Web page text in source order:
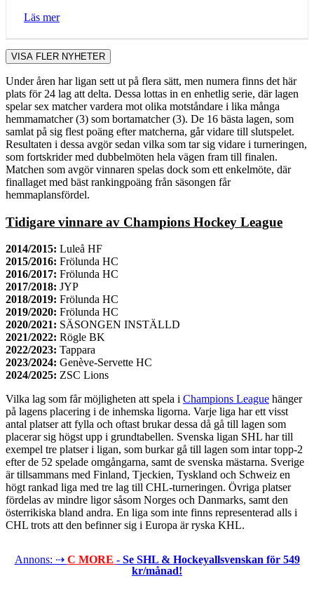
Läs mer
VISA FLER NYHETER
Under åren har ligan sett ut på flera sätt, men numera finns det här
plats för 24 lag att delta. Dessa lottas in en enhetlig serie, där lagen
spelar sex matcher vardera mot olika motståndare i lika många
hemmamatcher (3) som bortamatcher (3). De 16 bästa lagen, som
samlat på sig flest poäng efter matcherna, går vidare till slutspelet.
Resultaten i dessa avgör sedan vilka som tar sig vidare i turneringen,
som fortskrider med dubbelmöten hela vägen fram till finalen.
Matchen som avgör vinnaren spelas dock som ett enkelmöte, där
finallaget med bäst rankingpoäng från säsongen får
hemmaplansfördel.
Tidigare vinnare av Champions Hockey League
2014/2015: Luleå HF
2015/2016: Frölunda HC
2016/2017: Frölunda HC
2017/2018: JYP
2018/2019: Frölunda HC
2019/2020: Frölunda HC
2020/2021: SÄSONGEN INSTÄLLD
2021/2022: Rögle BK
2022/2023: Tappara
2023/2024: Genève-Servette HC
2024/2025: ZSC Lions
Vilka lag som får möjligheten att spela i Champions League hänger
på lagens placering i de inhemska ligorna. Varje liga har ett visst
antal platser att fylla och oftast brukar dessa då gå till lagen som
placerar sig högst upp i grundtabellen. Svenska ligan SHL har till
exempel tre platser i ligan, som burkar gå till lagen som intar topp-2
efter de 52 spelade omgångarna, samt de svenska mästarna. Sverige
är tillsammans med Finland, Tjeckien, Tyskland och Schweiz en
högt rankad liga med tre lag till CHL-turneringen. Övriga platser
fördelas av mindre ligor såsom Norges och Danmarks, samt den
österrikiska bland andra. En liga som inte finns representerad alls i
CHL trots att den befinner sig i Europa är ryska KHL.
Annons: ⇢ C MORE - Se SHL & Hockeyallsvenskan för 549
kr/månad!